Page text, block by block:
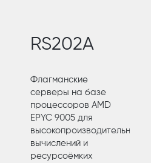
RS202A
Флагманские
серверы на базе
процессоров AMD
EPYC 9005 для
высокопроизводительных
вычислений и
ресурсоёмких